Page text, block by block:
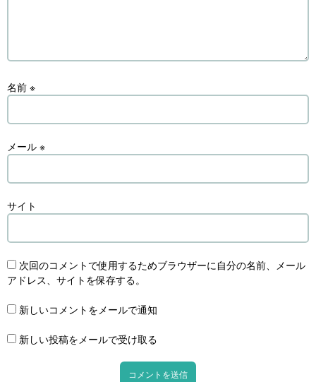
名前 ※
メール ※
サイト
次回のコメントで使用するためブラウザーに自分の名前、メール
アドレス、サイトを保存する。
新しいコメントをメールで通知
新しい投稿をメールで受け取る